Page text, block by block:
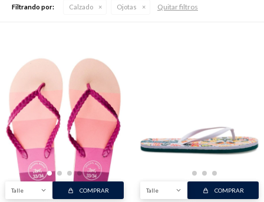
Filtrando por: Calzado Ojotas Quitar filtros
Talle COMPRAR Talle COMPRAR
Buzos
Camperas Chalecos